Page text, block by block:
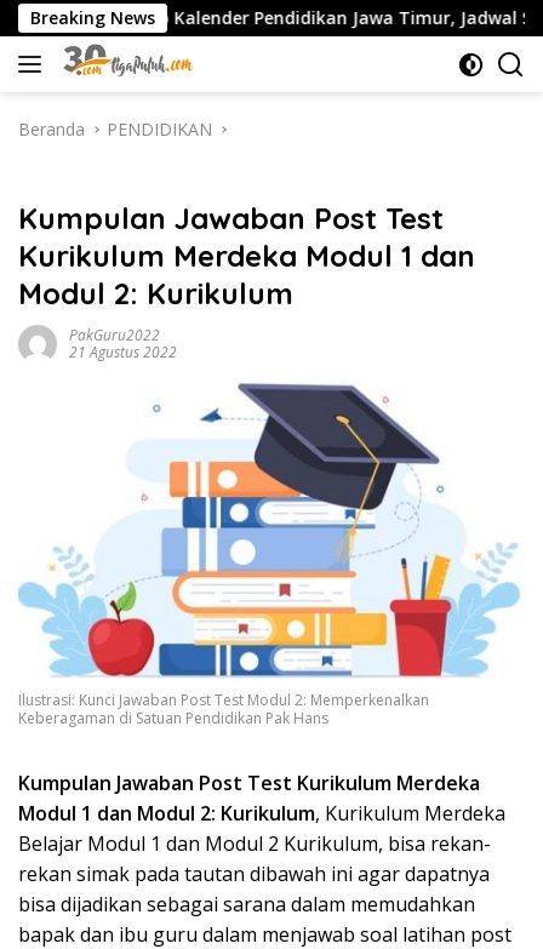
Langsung
ke
konten
Breaking News
Kalender Pendidikan Jawa Timur, Jadwal Sekolah, Libur dan
Beranda PENDIDIKAN
Kumpulan Jawaban Post Test
Kurikulum Merdeka Modul 1 dan
Modul 2: Kurikulum
PakGuru2022
21 Agustus 2022
Ilustrasi: Kunci Jawaban Post Test Modul 2: Memperkenalkan
Keberagaman di Satuan Pendidikan Pak Hans
Kumpulan Jawaban Post Test Kurikulum Merdeka
Modul 1 dan Modul 2: Kurikulum, Kurikulum Merdeka
Belajar Modul 1 dan Modul 2 Kurikulum, bisa rekan-
rekan simak pada tautan dibawah ini agar dapatnya
bisa dijadikan sebagai sarana dalam memudahkan
bapak dan ibu guru dalam menjawab soal latihan post